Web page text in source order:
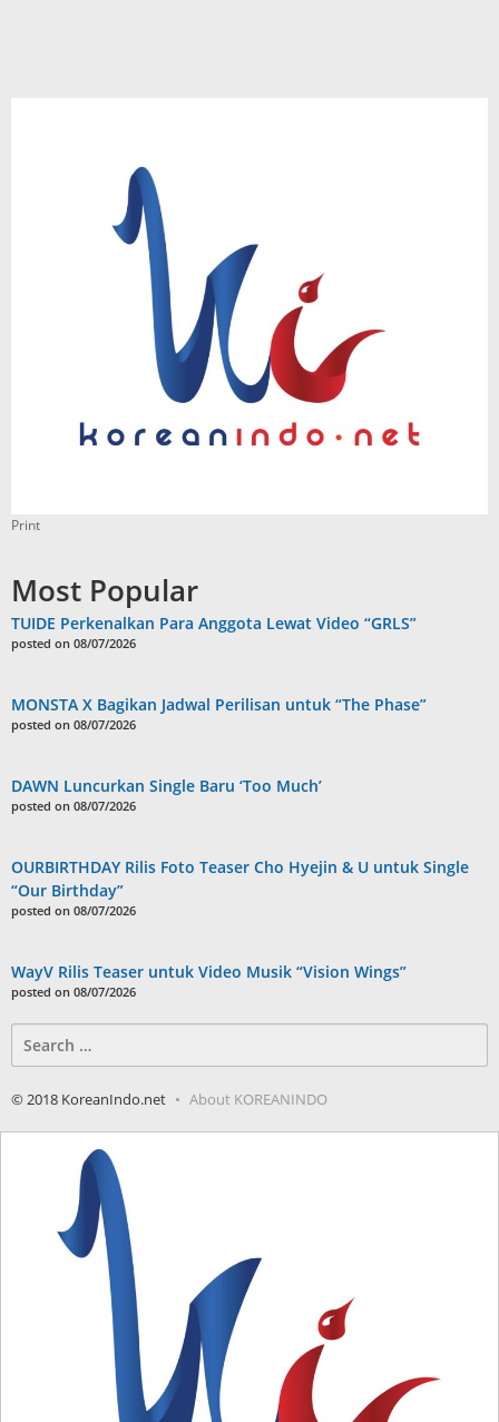
Print
Most Popular
TUIDE Perkenalkan Para Anggota Lewat Video “GRLS”
posted on 08/07/2026
MONSTA X Bagikan Jadwal Perilisan untuk “The Phase”
posted on 08/07/2026
DAWN Luncurkan Single Baru ‘Too Much’
posted on 08/07/2026
OURBIRTHDAY Rilis Foto Teaser Cho Hyejin & U untuk Single
“Our Birthday”
posted on 08/07/2026
WayV Rilis Teaser untuk Video Musik “Vision Wings”
posted on 08/07/2026
for:
© 2018 KoreanIndo.net About KOREANINDO